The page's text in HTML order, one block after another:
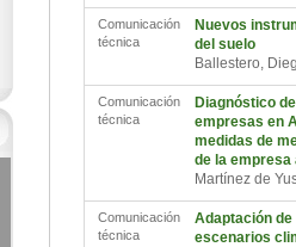
Comunicación
técnica
Nuevos
del suelo
Ballestero,
Comunicación
técnica
Diagnóstico
empresas en
medidas de
de la empresa
Martínez de
Comunicación
técnica
Adaptación de
escenarios